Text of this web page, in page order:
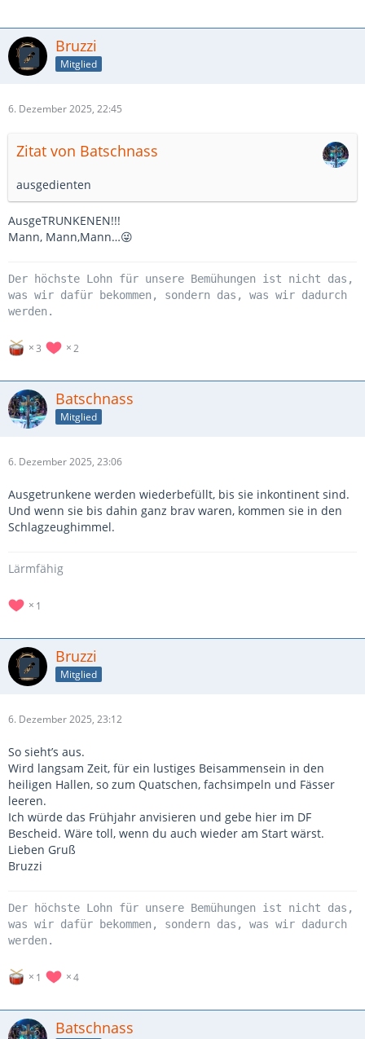
Bruzzi
Mitglied
6. Dezember 2025, 22:45
Zitat von Batschnass
ausgedienten
AusgeTRUNKENEN!!!
Mann, Mann,Mann…😜
Der höchste Lohn für unsere Bemühungen ist nicht das,
was wir dafür bekommen, sondern das, was wir dadurch
werden.
3 2
Batschnass
Mitglied
6. Dezember 2025, 23:06
Ausgetrunkene werden wiederbefüllt, bis sie inkontinent sind.
Und wenn sie bis dahin ganz brav waren, kommen sie in den
Schlagzeughimmel.
Lärmfähig
1
Bruzzi
Mitglied
6. Dezember 2025, 23:12
So sieht’s aus.
Wird langsam Zeit, für ein lustiges Beisammensein in den
heiligen Hallen, so zum Quatschen, fachsimpeln und Fässer
leeren.
Ich würde das Frühjahr anvisieren und gebe hier im DF
Bescheid. Wäre toll, wenn du auch wieder am Start wärst.
Lieben Gruß
Bruzzi
Der höchste Lohn für unsere Bemühungen ist nicht das,
was wir dafür bekommen, sondern das, was wir dadurch
werden.
1 4
Batschnass